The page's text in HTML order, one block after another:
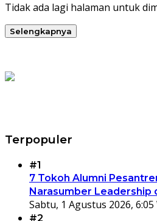
Tidak ada lagi halaman untuk
Selengkapnya
Terpopuler
#1
7 Tokoh Alumni
Narasumber Leadership
Sabtu, 1 Agustus 2026, 6:05
#2